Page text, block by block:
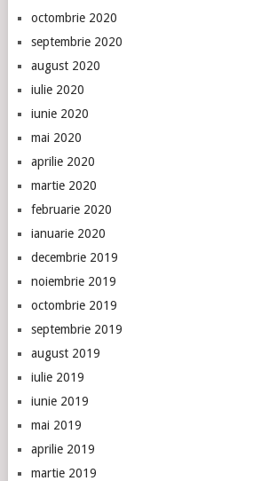
octombrie 2020
septembrie 2020
august 2020
iulie 2020
iunie 2020
mai 2020
aprilie 2020
martie 2020
februarie 2020
ianuarie 2020
decembrie 2019
noiembrie 2019
octombrie 2019
septembrie 2019
august 2019
iulie 2019
iunie 2019
mai 2019
aprilie 2019
martie 2019